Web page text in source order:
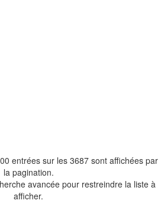
entrées sur les 3687 sont affichées par
la pagination.
avancée pour restreindre la liste à
afficher.